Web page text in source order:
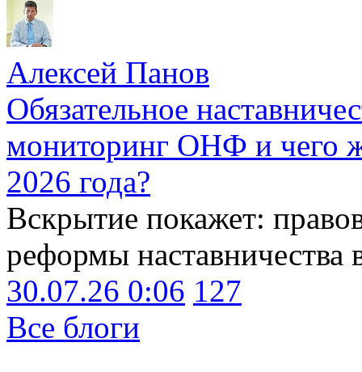
Алексей Панов
Обязательное
мониторинг ОНФ и чего
2026 года?
Вскрытие покажет:
реформы наставничества
30.07.26 0:06 127
Все блоги